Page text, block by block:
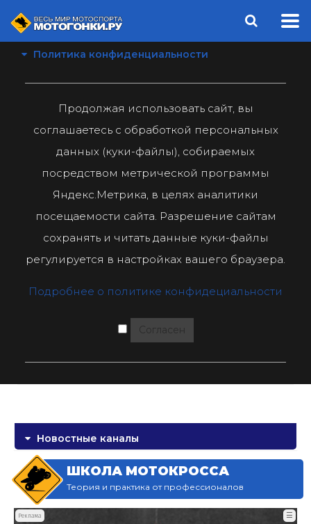
Политика конфиденциальности
Продолжая использовать сайт, вы
соглашаетесь с обработкой персональных
данных (куки-файлы), собираемых
посредством метрической программы
Яндекс.Метрика, в целях аналитики
посещаемости сайта. Разрешение сайтам
сохранять и читать данные куки-файлы
регулируется в настройках вашего браузера.
Подробнее о политике конфидециальности
Согласен
Новостные каналы
ШКОЛА МОТОКРОССА
Теория и практика от профессионалов
Реклама ☰